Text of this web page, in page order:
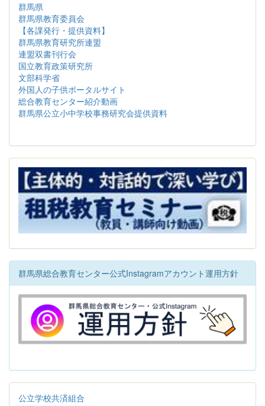
群馬県
群馬県教育委員会
【各課発行・提供資料】
群馬県教育研究所連盟
連盟双書刊行会
国立教育政策研究所
文部科学省
外国人の子供ポータルサイト
総合教育センター紹介動画
群馬県公立小中学校事務研究会提供資料
群馬県総合教育センター公式Instagramアカウント運用方針
公立学校共済組合